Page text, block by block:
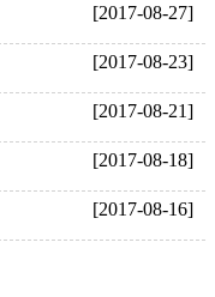
[2017-08-27]
[2017-08-23]
[2017-08-21]
[2017-08-18]
[2017-08-16]